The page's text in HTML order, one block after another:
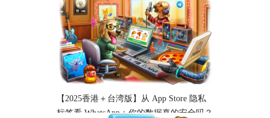
【2025香港＋台湾版】从 App Store 隐私
标签看 WhatsApp：你的数据真的安全吗？